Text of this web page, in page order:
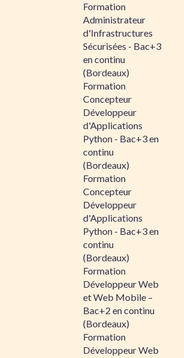
Formation
Administrateur
d'Infrastructures
Sécurisées - Bac+3
en continu
(Bordeaux)
Formation
Concepteur
Développeur
d'Applications
Python - Bac+3 en
continu
(Bordeaux)
Formation
Concepteur
Développeur
d'Applications
Python - Bac+3 en
continu
(Bordeaux)
Formation
Développeur Web
et Web Mobile –
Bac+2 en continu
(Bordeaux)
Formation
Développeur Web